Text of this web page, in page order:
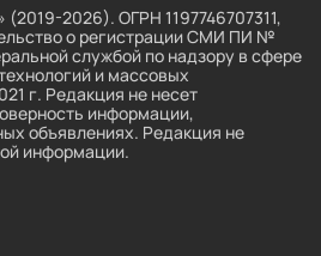
2026). ОГРН 1197746707311,
о регистрации СМИ ПИ №
службой по надзору в сфере
и массовых
г. Редакция не несет
информации,
объявлениях. Редакция не
информации.